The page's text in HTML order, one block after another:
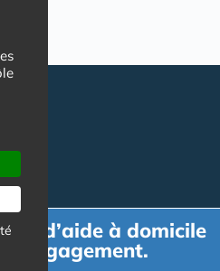
CGU
Mentions légales
Charte
d’aide à domicile
engagement.